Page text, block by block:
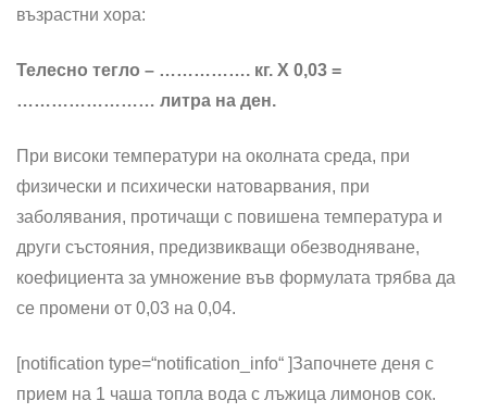
възрастни хора:
Телесно тегло – ……………. кг. Х 0,03 =
…………………… литра на ден.
При високи температури на околната среда, при
физически и психически натоварвания, при
заболявания, протичащи с повишена температура и
други състояния, предизвикващи обезводняване,
коефициента за умножение във формулата трябва да
се промени от 0,03 на 0,04.
[notification type=“notification_info“ ]Започнете деня с
прием на 1 чаша топла вода с лъжица лимонов сок.